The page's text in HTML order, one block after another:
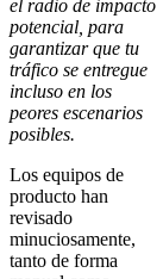
el radio de impacto
potencial, para
garantizar que tu
tráfico se entregue
incluso en los
peores escenarios
posibles.
Los equipos de
producto han
revisado
minuciosamente,
tanto de forma